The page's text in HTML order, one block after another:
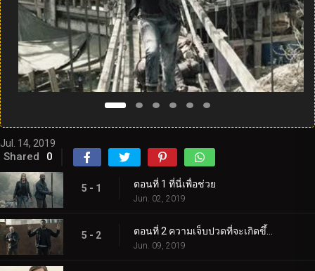
Jul. 14, 2019
Shared 0
5 - 1 ตอนที่ 1 ที่นี่เพื่อช่วย
Jun. 02, 2019
5 - 2
Jun. 09, 2019